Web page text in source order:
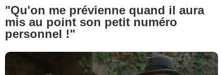
"Qu'on me prévienne quand il aura
mis au point son petit numéro
personnel !"